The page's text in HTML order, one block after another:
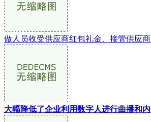
做人员收受供应商红包礼金、接管供应商
大幅降低了企业利用数字人进行曲播和内